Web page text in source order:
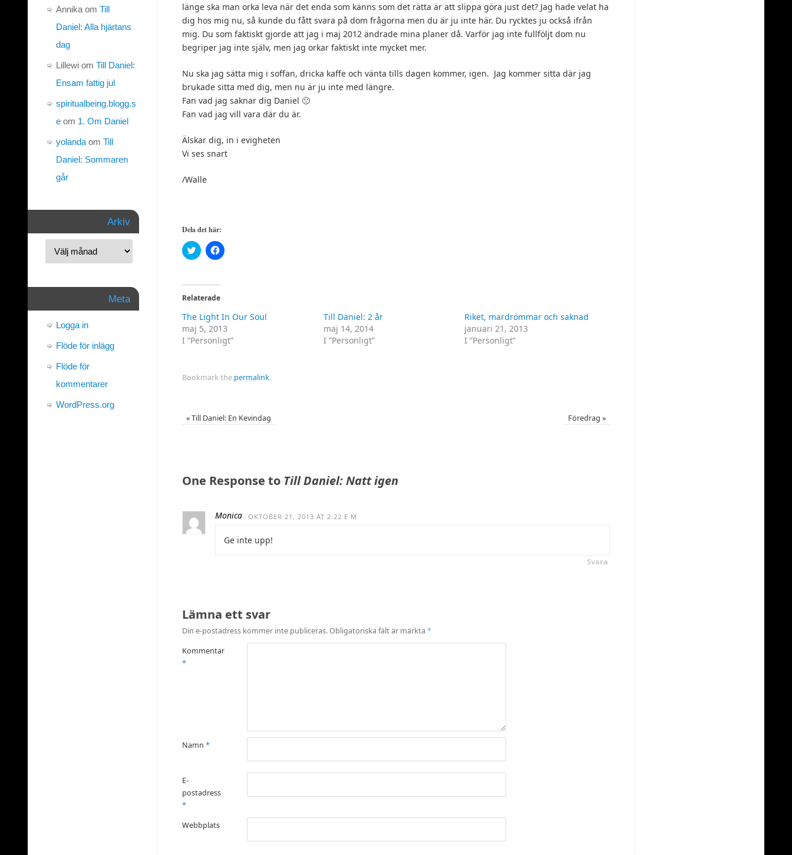
länge ska man orka leva när det enda som känns som det rätta är att slippa göra just det? Jag hade velat ha
dig hos mig nu, så kunde du fått svara på dom frågorna men du är ju inte här. Du rycktes ju också ifrån
mig. Du som faktiskt gjorde att jag i maj 2012 ändrade mina planer då. Varför jag inte fullföljt dom nu
begriper jag inte själv, men jag orkar faktiskt inte mycket mer.
Nu ska jag sätta mig i soffan, dricka kaffe och vänta tills dagen kommer, igen. Jag kommer sitta där jag
brukade sitta med dig, men nu är ju inte med längre.
Fan vad jag saknar dig Daniel 🙁
Fan vad jag vill vara där du är.
Älskar dig, in i evigheten
Vi ses snart
/Walle
Dela det här:
Klicka
för
Twitter
(Öppnas
i
nytt
fönster)
Klicka
för
nytt
fönster)
Relaterade
The Light In Our Soul
maj 5, 2013
I ”Personligt”
Till Daniel: 2 år
maj 14, 2014
I ”Personligt”
Riket, mardrömmar och saknad
januari 21, 2013
I ”Personligt”
Bookmark the permalink.
«Till Daniel: En Kevindag Föredrag »
One Response to Till Daniel: Natt igen
Monica OKTOBER 21, 2013 AT 2:22 E M
Ge inte upp!
Svara
Lämna ett svar
Din e-postadress kommer inte publiceras.Obligatoriska fält är märkta *
Kommentar
*
Namn *
E-
postadress
*
Webbplats
Annika om Till
Daniel: Alla hjärtans
dag
Lillewi om Till Daniel:
Ensam fattig jul
spiritualbeing.blogg.s
e om 1. Om Daniel
yolanda om Till
Daniel: Sommaren
går
Arkiv
Meta
Logga in
Flöde för inlägg
Flöde för
kommentarer
WordPress.org